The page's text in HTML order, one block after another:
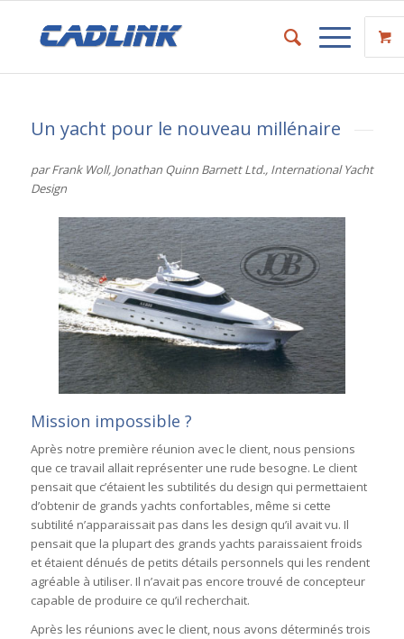
Un yacht pour le nouveau millénaire
par Frank Woll, Jonathan Quinn Barnett Ltd., International Yacht
Design
Mission impossible ?
Après notre première réunion avec le client, nous pensions
que ce travail allait représenter une rude besogne. Le client
pensait que c’étaient les subtilités du design qui permettaient
d’obtenir de grands yachts confortables, même si cette
subtilité n’apparaissait pas dans les design qu’il avait vu. Il
pensait que la plupart des grands yachts paraissaient froids
et étaient dénués de petits détails personnels qui les rendent
agréable à utiliser. Il n’avait pas encore trouvé de concepteur
capable de produire ce qu’il recherchait.
Après les réunions avec le client, nous avons déterminés trois